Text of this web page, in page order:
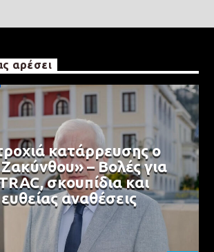
αρέσει
κατάρρευσης ο
– Βολές για
σκουπίδια και
αναθέσεις